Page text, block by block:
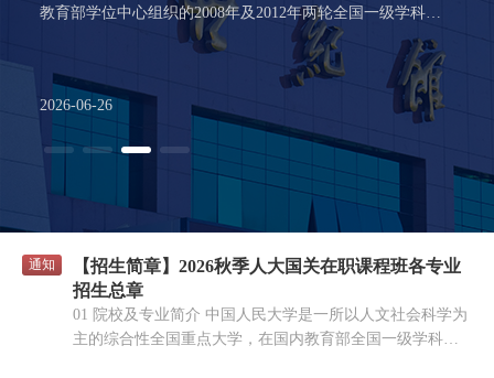
教育部学位中心组织的2008年及2012年两轮全国一级学科评
估中，我校政治学一级学科均排名并列全国第一。2017年中
国人民大学政治学学科入选教育部“双一流”建设高校及建设
学科名单。 二、申请专业方向介绍 学院2027年拟面向推免
生招收学术型硕士和直博项目。申请人仅限申报一个项目，
项目之间在考核等环节有所区别，不可互转。 学院拟招收
学术型硕士推免生的专业和研究方向如下： 序号 专业 研究
方向 学制 1 030200政治学 国际政治 2年 2 030200政治学 国
际关系 2年 3 030200政治学 国际政治经济学 2年 4 030200政
治学 外交学 2年 5 030200政治学 政治学理论 2年 6 030200
政治学 中外政治制度 2年 7 030200政治学 中国政治 2年 8
030200政治学 科学社会主义与国际共产主义运动 2年 9
140200国家安全学 不区分研究方向 2年 10 140700区域国别
学 不区分研究方向 3年 11 020100理论经济学 世界经济 3年
学院拟招收直博项目推免生的专业如下： 序号 专业 研究方
向 学制 1 030206国际政治 不区分研究方向 5年 2 030207国
2026-06-26
通知
【招生简章】2026秋季人大国关在职课程班各专业
招生总章
01 院校及专业简介 中国人民大学是一所以人文社会科学为
主的综合性全国重点大学，在国内教育部全国一级学科评